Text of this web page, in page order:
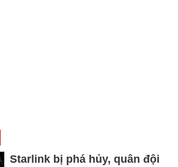
Starlink bị phá hủy, quân đội